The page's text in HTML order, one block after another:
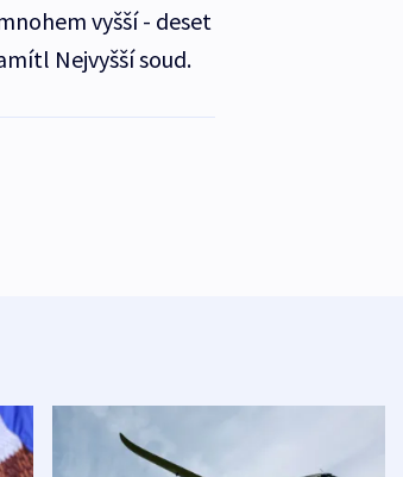
vyšší - deset
Nejvyšší soud.